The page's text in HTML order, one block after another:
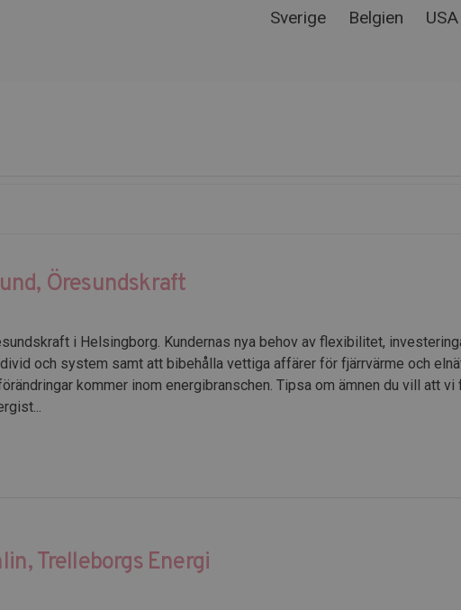
Sverige Belgien USA
Öresundskraft
i Helsingborg. Kundernas nya behov av flexibilitet,
och system samt att bibehålla vettiga affärer för fjärrvärme och
kommer inom energibranschen. Tipsa om ämnen du vill att
Trelleborgs Energi